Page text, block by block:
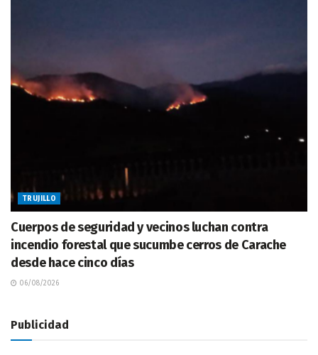
TRUJILLO
Cuerpos de seguridad y vecinos luchan contra
incendio forestal que sucumbe cerros de Carache
desde hace cinco días
06/08/2026
Publicidad